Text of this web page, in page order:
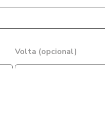
Volta (opcional)